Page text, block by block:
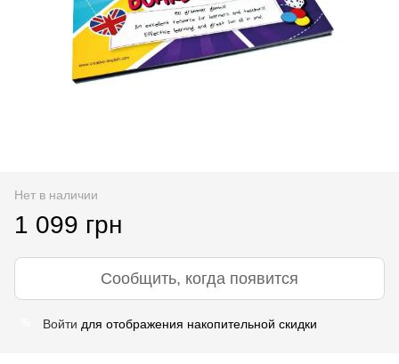
Нет в наличии
1 099 грн
Сообщить, когда появится
Войти для отображения накопительной скидки